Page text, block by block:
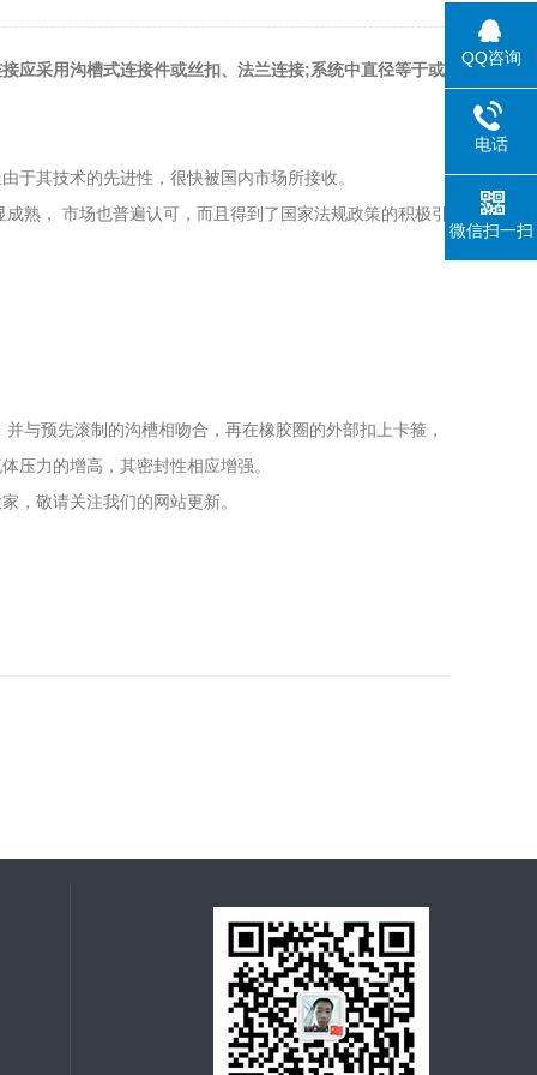
应采用沟槽式连接件或丝扣、法兰连接;系统中直径等于或
其技术的先进性，很快被国内市场所接收。
， 市场也普遍认可，而且得到了国家法规政策的积极引
预先滚制的沟槽相吻合，再在橡胶圈的外部扣上卡箍，
压力的增高，其密封性相应增强。
敬请关注我们的网站更新。
QQ咨询
电话
微信扫一扫